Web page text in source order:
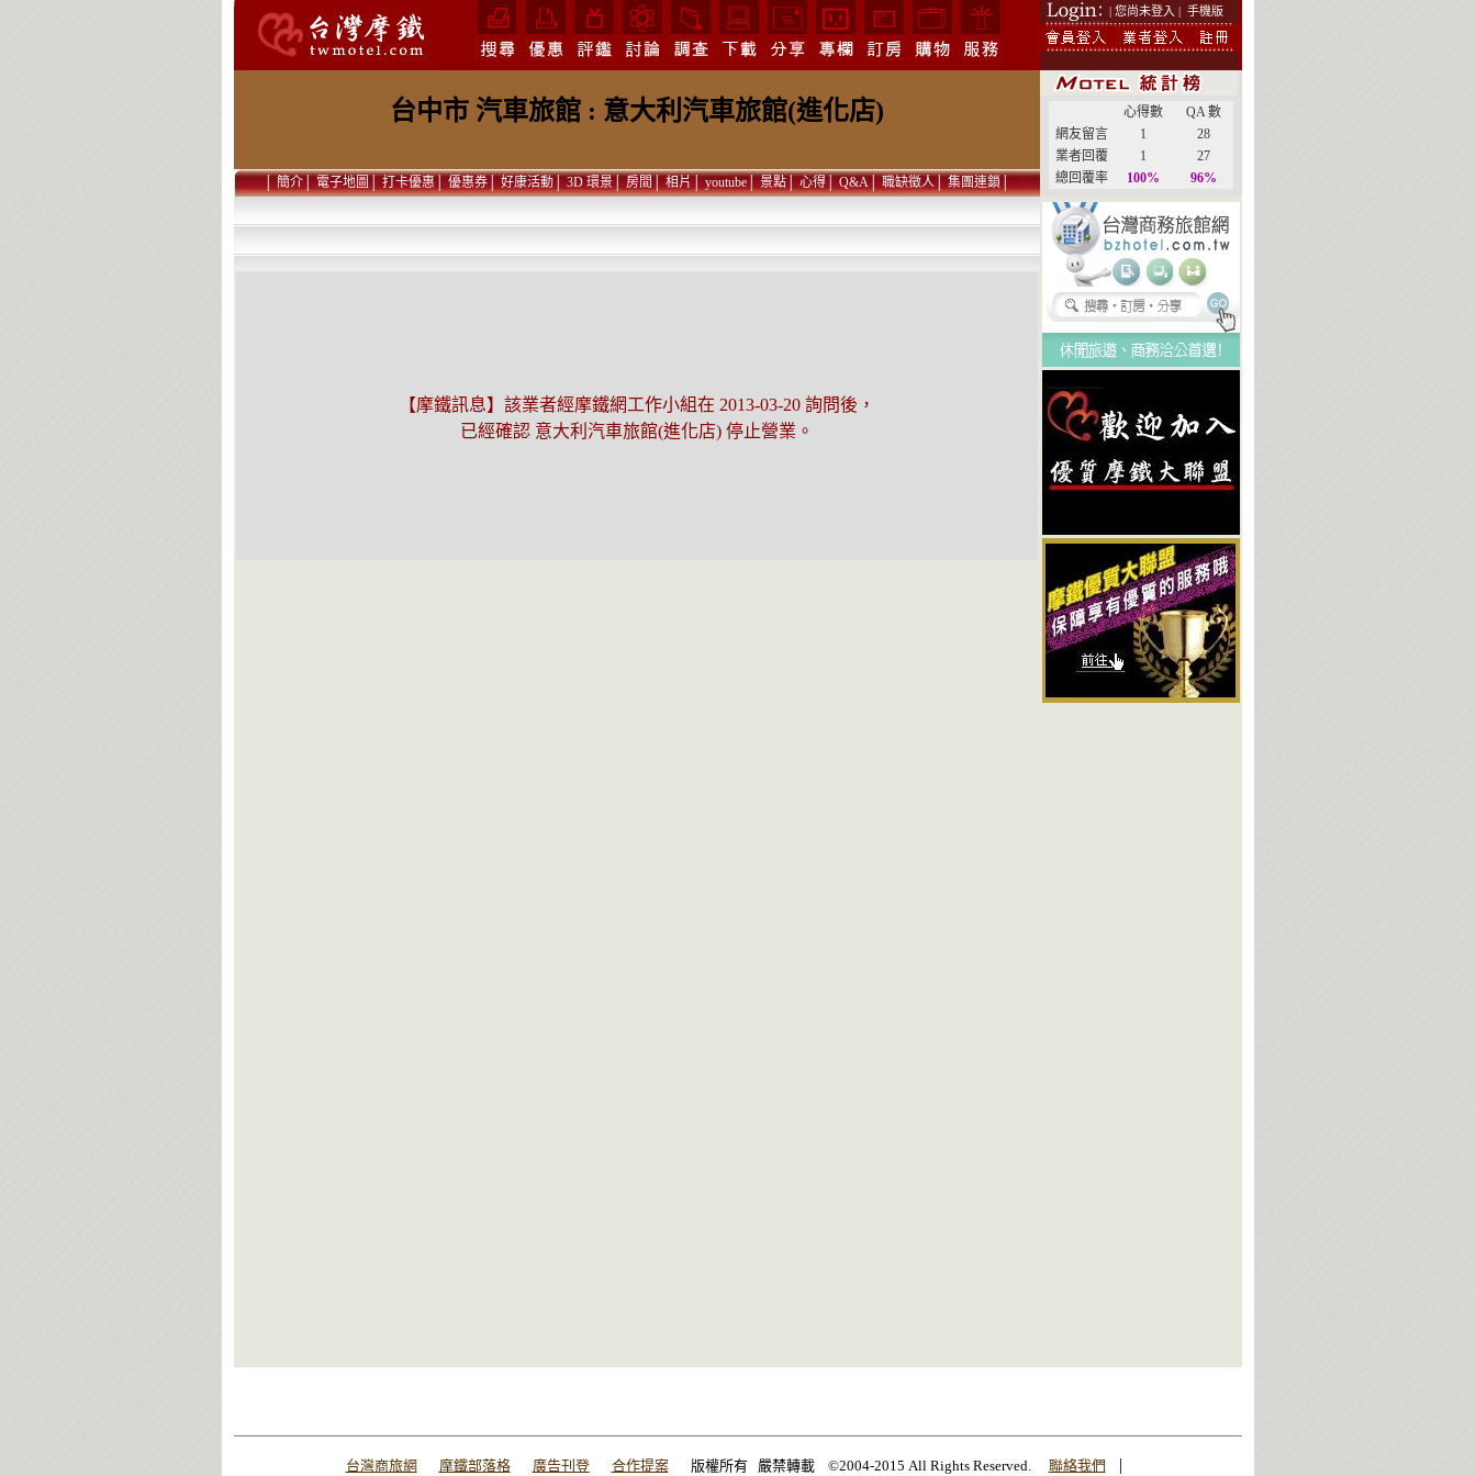
| 您尚未登入 | 手機版
台中市 汽車旅館 : 意大利汽車旅館(進化店) 心得數
QA 數
網友留言
1
28
業者回覆
1
27
總回覆率
100% 96%
│簡介│電子地圖│打卡優惠│優惠券│好康活動│3D 環景│房間│相片│youtube│景點│心得│Q&A│職缺徵人│集團連鎖│
【摩鐵訊息】該業者經摩鐵網工作小組在 2013-03-20 詢問後，
已經確認 意大利汽車旅館(進化店) 停止營業。
台灣商旅網 摩鐵部落格 廣告刊登 合作提案 版權所有 嚴禁轉載 ©2004-2015 All Rights Reserved. 聯絡我們 |